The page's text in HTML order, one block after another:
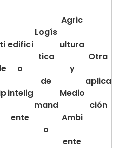
edifici
o
intelig
ente
Logís
tica
de
mand
o
Agric
ultura
y
Medio
Ambi
ente
Otra
aplica
ción